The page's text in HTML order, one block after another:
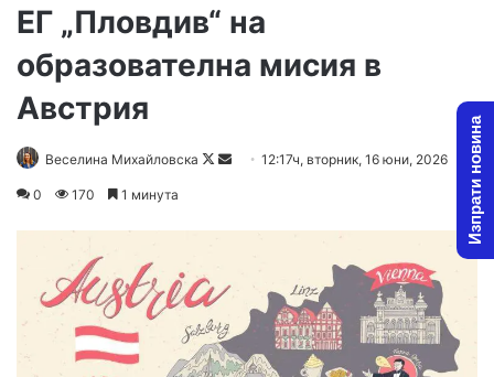
ЕГ „Пловдив“ на
образователна мисия в
Австрия
Веселина Михайловска
Follow
Send12:17ч, вторник, 16 юни, 2026
0 170 1 минута Изпрати новина